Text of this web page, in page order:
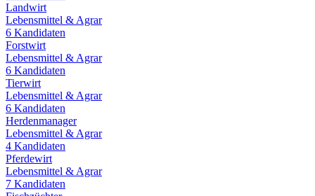
Landwirt
Lebensmittel & Agrar
6 Kandidaten
Forstwirt
Lebensmittel & Agrar
6 Kandidaten
Tierwirt
Lebensmittel & Agrar
6 Kandidaten
Herdenmanager
Lebensmittel & Agrar
4 Kandidaten
Pferdewirt
Lebensmittel & Agrar
7 Kandidaten